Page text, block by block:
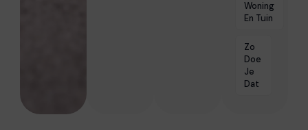
Woning
En Tuin
Zo
Doe
Je
Dat